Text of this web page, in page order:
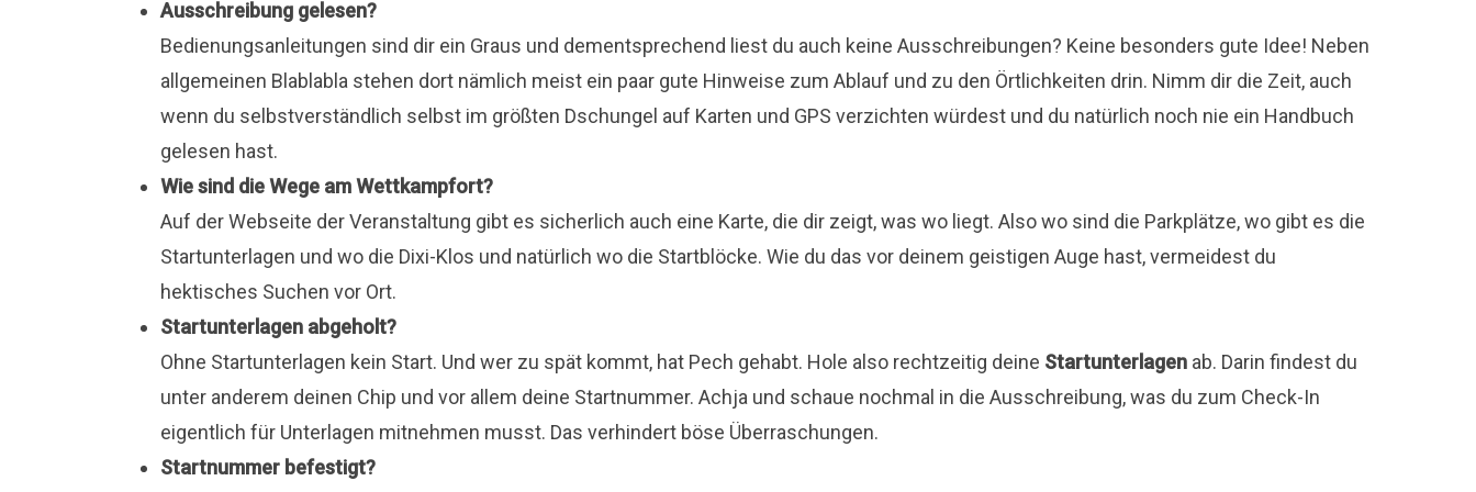
Ausschreibung gelesen?
Bedienungsanleitungen sind dir ein Graus und dementsprechend liest du auch keine Ausschreibungen? Keine besonders gute Idee! Neben
allgemeinen Blablabla stehen dort nämlich meist ein paar gute Hinweise zum Ablauf und zu den Örtlichkeiten drin. Nimm dir die Zeit, auch
wenn du selbstverständlich selbst im größten Dschungel auf Karten und GPS verzichten würdest und du natürlich noch nie ein Handbuch
gelesen hast.
Wie sind die Wege am Wettkampfort?
Auf der Webseite der Veranstaltung gibt es sicherlich auch eine Karte, die dir zeigt, was wo liegt. Also wo sind die Parkplätze, wo gibt es die
Startunterlagen und wo die Dixi-Klos und natürlich wo die Startblöcke. Wie du das vor deinem geistigen Auge hast, vermeidest du
hektisches Suchen vor Ort.
Startunterlagen abgeholt?
Ohne Startunterlagen kein Start. Und wer zu spät kommt, hat Pech gehabt. Hole also rechtzeitig deine Startunterlagen ab. Darin findest du
unter anderem deinen Chip und vor allem deine Startnummer. Achja und schaue nochmal in die Ausschreibung, was du zum Check-In
eigentlich für Unterlagen mitnehmen musst. Das verhindert böse Überraschungen.
Startnummer befestigt?